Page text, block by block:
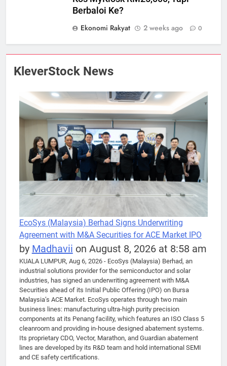
Berbaloi Ke?
Ekonomi Rakyat
2 weeks ago 0
KleverStock News
EcoSys (Malaysia) Berhad Signs Underwriting
Agreement with M&A Securities for ACE Market IPO
by Madhavii on August 8, 2026 at 8:58 am
KUALA LUMPUR, Aug 6, 2026 - EcoSys (Malaysia) Berhad, an
industrial solutions provider for the semiconductor and solar
industries, has signed an underwriting agreement with M&A
Securities ahead of its Initial Public Offering (IPO) on Bursa
Malaysia’s ACE Market. EcoSys operates through two main
business lines: manufacturing ultra-high purity precision
components at its Penang facility, which features an ISO Class 5
cleanroom and providing in-house designed abatement systems.
Its proprietary CDO, Vector, Marathon, and Guardian abatement
lines are developed by its R&D team and hold international SEMI
and CE safety certifications.